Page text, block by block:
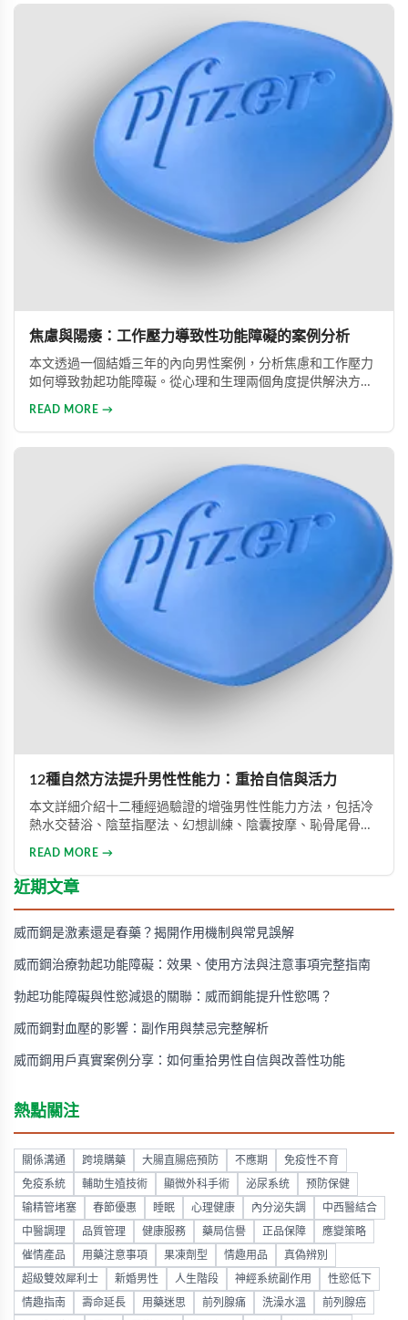
焦慮與陽痿：工作壓力導致性功能障礙的案例分析
本文透過一個結婚三年的內向男性案例，分析焦慮和工作壓力
如何導致勃起功能障礙。從心理和生理兩個角度提供解決方
READ MORE →
12種自然方法提升男性性能力：重拾自信與活力
本文詳細介紹十二種經過驗證的增強男性性能力方法，包括冷
熱水交替浴、陰莖指壓法、幻想訓練、陰囊按摩、恥骨尾骨肌
合適當的營養補充，一個月內即可感受到明顯的改善效果。
READ MORE →
近期文章
威而鋼是激素還是春藥？揭開作用機制與常見誤解
威而鋼治療勃起功能障礙：效果、使用方法與注意事項完整指南
勃起功能障礙與性慾減退的關聯：威而鋼能提升性慾嗎？
威而鋼對血壓的影響：副作用與禁忌完整解析
威而鋼用戶真實案例分享：如何重拾男性自信與改善性功能
熱點關注
關係溝通 跨境購藥 大腸直腸癌預防 不應期 免疫性不育
免疫系統 輔助生殖技術 顯微外科手術 泌尿系统 预防保健
输精管堵塞 春節優惠 睡眠 心理健康 內分泌失調 中西醫結合
中醫調理 品質管理 健康服務 藥局信譽 正品保障 應變策略
催情產品 用藥注意事項 果凍劑型 情趣用品 真偽辨別
超級雙效犀利士 新婚男性 人生階段 神經系統副作用 性慾低下
情趣指南 壽命延長 用藥迷思 前列腺痛 洗澡水溫 前列腺癌